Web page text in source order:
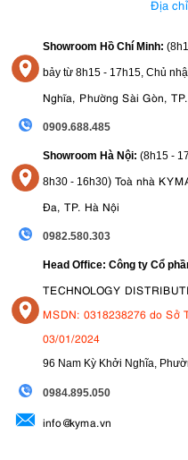
Địa
Showroom Hồ Chí Minh:
bảy từ 8h15 - 17h15, Chủ
Nghĩa, Phường Sài Gòn,
0909.688.485
Showroom Hà Nội: (8h15 -
8h30 - 16h30) Toà nhà
Đa, TP. Hà Nội
0982.580.303
Head Office: Công ty Cổ
TECHNOLOGY
MSDN: 0318238276 do Sở
03/01/2024
96 Nam Kỳ Khởi Nghĩa,
0984.895.050
info@kyma.vn